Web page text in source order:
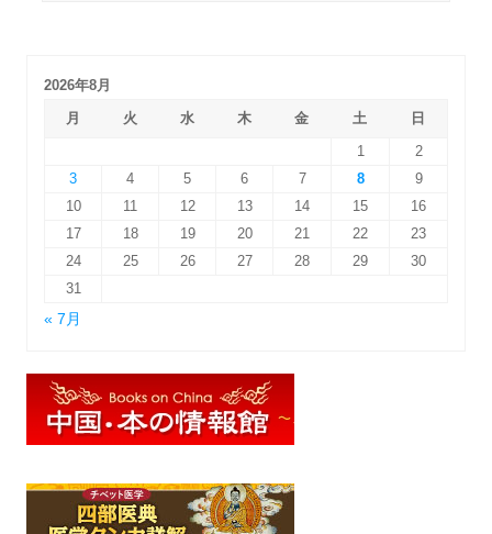
2026年8月
月
火 水 木 金 土
日
1
2
3
4 5 6 7 8
9
10
11 12 13 14 15
16
17
18 19 20 21 22
23
24
25 26 27 28 29
30
31
« 7月